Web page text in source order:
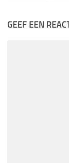
GEEF EEN